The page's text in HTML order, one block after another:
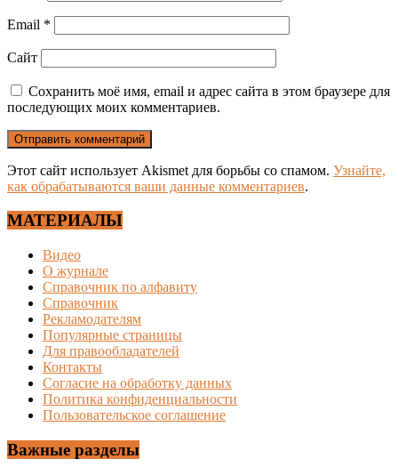
Email *
Сайт
Сохранить моё имя, email и адрес сайта в этом браузере для
последующих моих комментариев.
Этот сайт использует Akismet для борьбы со спамом. Узнайте,
как обрабатываются ваши данные комментариев.
МАТЕРИАЛЫ
Видео
О журнале
Справочник по алфавиту
Справочник
Рекламодателям
Популярные страницы
Для правообладателей
Контакты
Согласие на обработку данных
Политика конфиденциальности
Пользовательское соглашение
Важные разделы